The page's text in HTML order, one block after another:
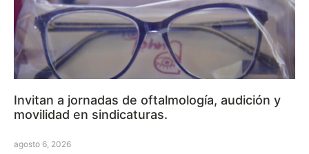
Invitan a jornadas de oftalmología, audición y
movilidad en sindicaturas.
agosto 6, 2026